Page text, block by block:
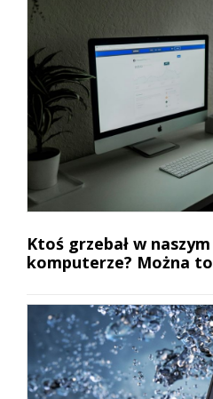
Ktoś grzebał w
komputerze? Można